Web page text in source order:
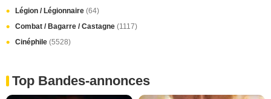
Légion / Légionnaire (64)
Combat / Bagarre / Castagne (1117)
Cinéphile (5528)
Top Bandes-annonces